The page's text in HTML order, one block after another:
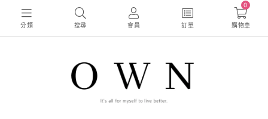
分類 搜尋 會員 訂單
0
購物車